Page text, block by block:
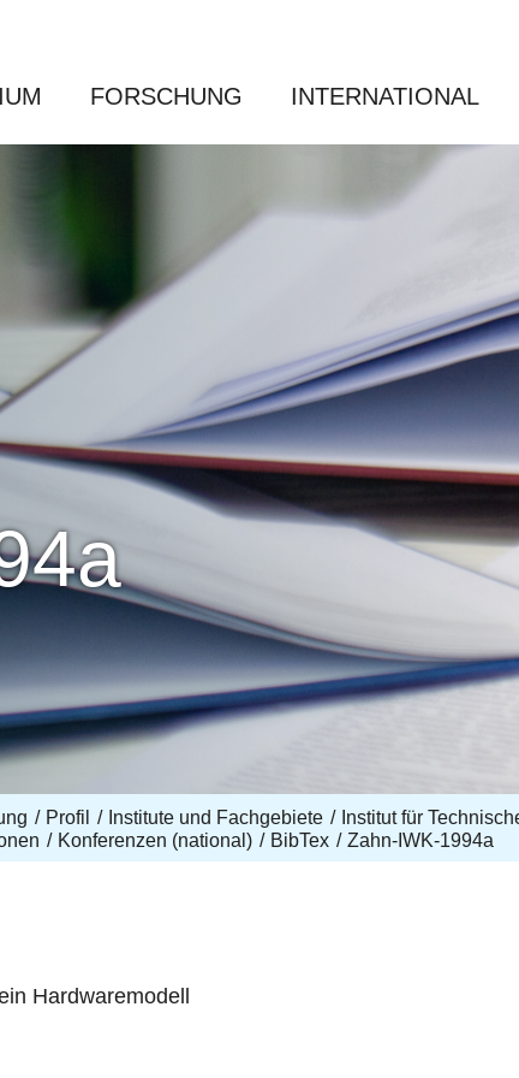
FORSCHUNG INTERNATIONAL
Profil Institute und Fachgebiete
Institut für
Konferenzen (national) BibTex Zahn-IWK-1994a
Hardwaremodell